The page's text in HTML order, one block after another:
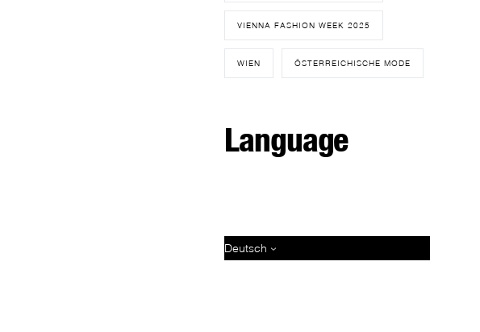
VIENNA FASHION WEEK 2025
WIEN ÖSTERREICHISCHE MODE
Language
Deutsch